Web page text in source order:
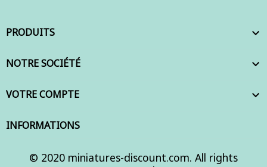
PRODUITS 
NOTRE SOCIÉTÉ 
VOTRE COMPTE 
INFORMATIONS
© 2020 miniatures-discount.com. All rights